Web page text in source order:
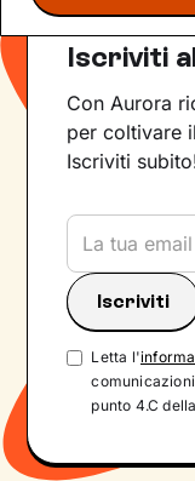
Iscriviti
Con Aurora
per coltivare
Iscriviti
Letta l'
punto 4.C